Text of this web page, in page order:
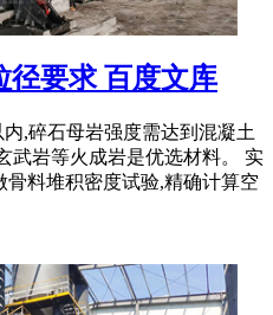
径要求 百度文库
,碎石母岩强度需达到混凝土
武岩等火成岩是优选材料。 实
料堆积密度试验,精确计算空